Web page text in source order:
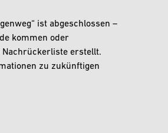
ist abgeschlossen –
kommen oder
Nachrückerliste erstellt.
zu zukünftigen